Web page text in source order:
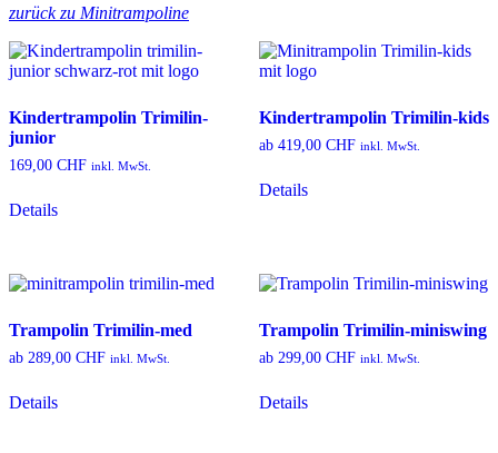
zurück zu Minitrampoline
Kindertrampolin Trimilin-
junior
169,00 CHF inkl. MwSt.
Details
Kindertrampolin Trimilin-kids
ab 419,00 CHF inkl. MwSt.
DetailsProdukt
Die
können
auf
gewählt
Trampolin Trimilin-med
ab 289,00 CHF inkl. MwSt.
DetailsProdukt
Trampolin Trimilin-miniswing
ab 299,00 CHF inkl. MwSt.
DetailsProdukt